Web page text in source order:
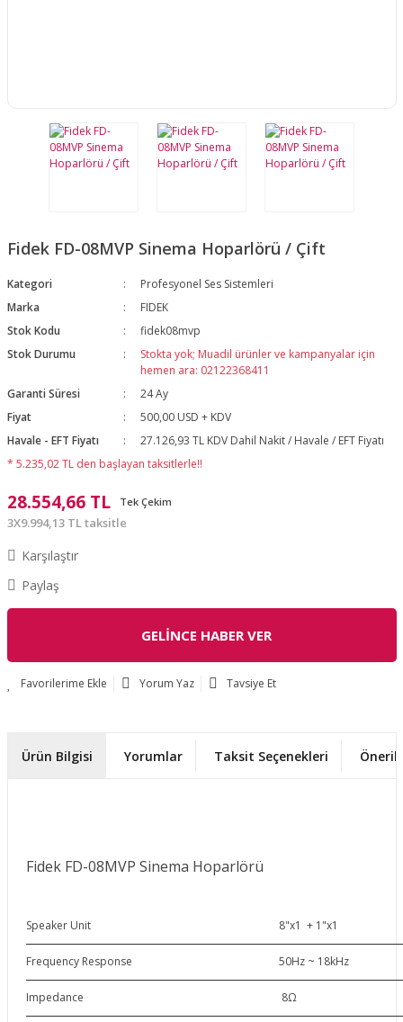
Fidek FD-08MVP Sinema Hoparlörü / Çift
Kategori
Profesyonel Ses Sistemleri
Marka
FIDEK
Stok Kodu
fidek08mvp
Stok Durumu
Stokta yok; Muadil ürünler ve kampanyalar için
hemen ara: 02122368411
Garanti Süresi
24 Ay
Fiyat
500,00 USD + KDV
Havale - EFT Fiyatı
27.126,93 TL KDV Dahil Nakit / Havale / EFT Fiyatı
* 5.235,02 TL den başlayan taksitlerle!!
28.554,66 TL Tek Çekim
3X9.994,13 TL taksitle
Karşılaştır
Paylaş
GELİNCE HABER VER
Yorum Yaz Tavsiye Et
Ürün Bilgisi Yorumlar Taksit Seçenekleri
Fidek FD-08MVP Sinema Hoparlörü
Speaker Unit 8"x1 + 1"x1
Frequency Response 50Hz ~ 18kHz
Impedance 8Ω